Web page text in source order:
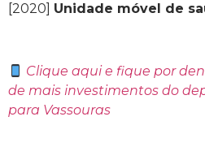
[2020] Unidade móvel de
Clique aquie fique por
de mais investimentos do
para Vassouras